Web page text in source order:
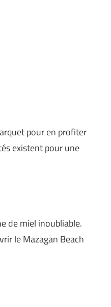
pour en profiter
existent pour une
de miel inoubliable.
le Mazagan Beach